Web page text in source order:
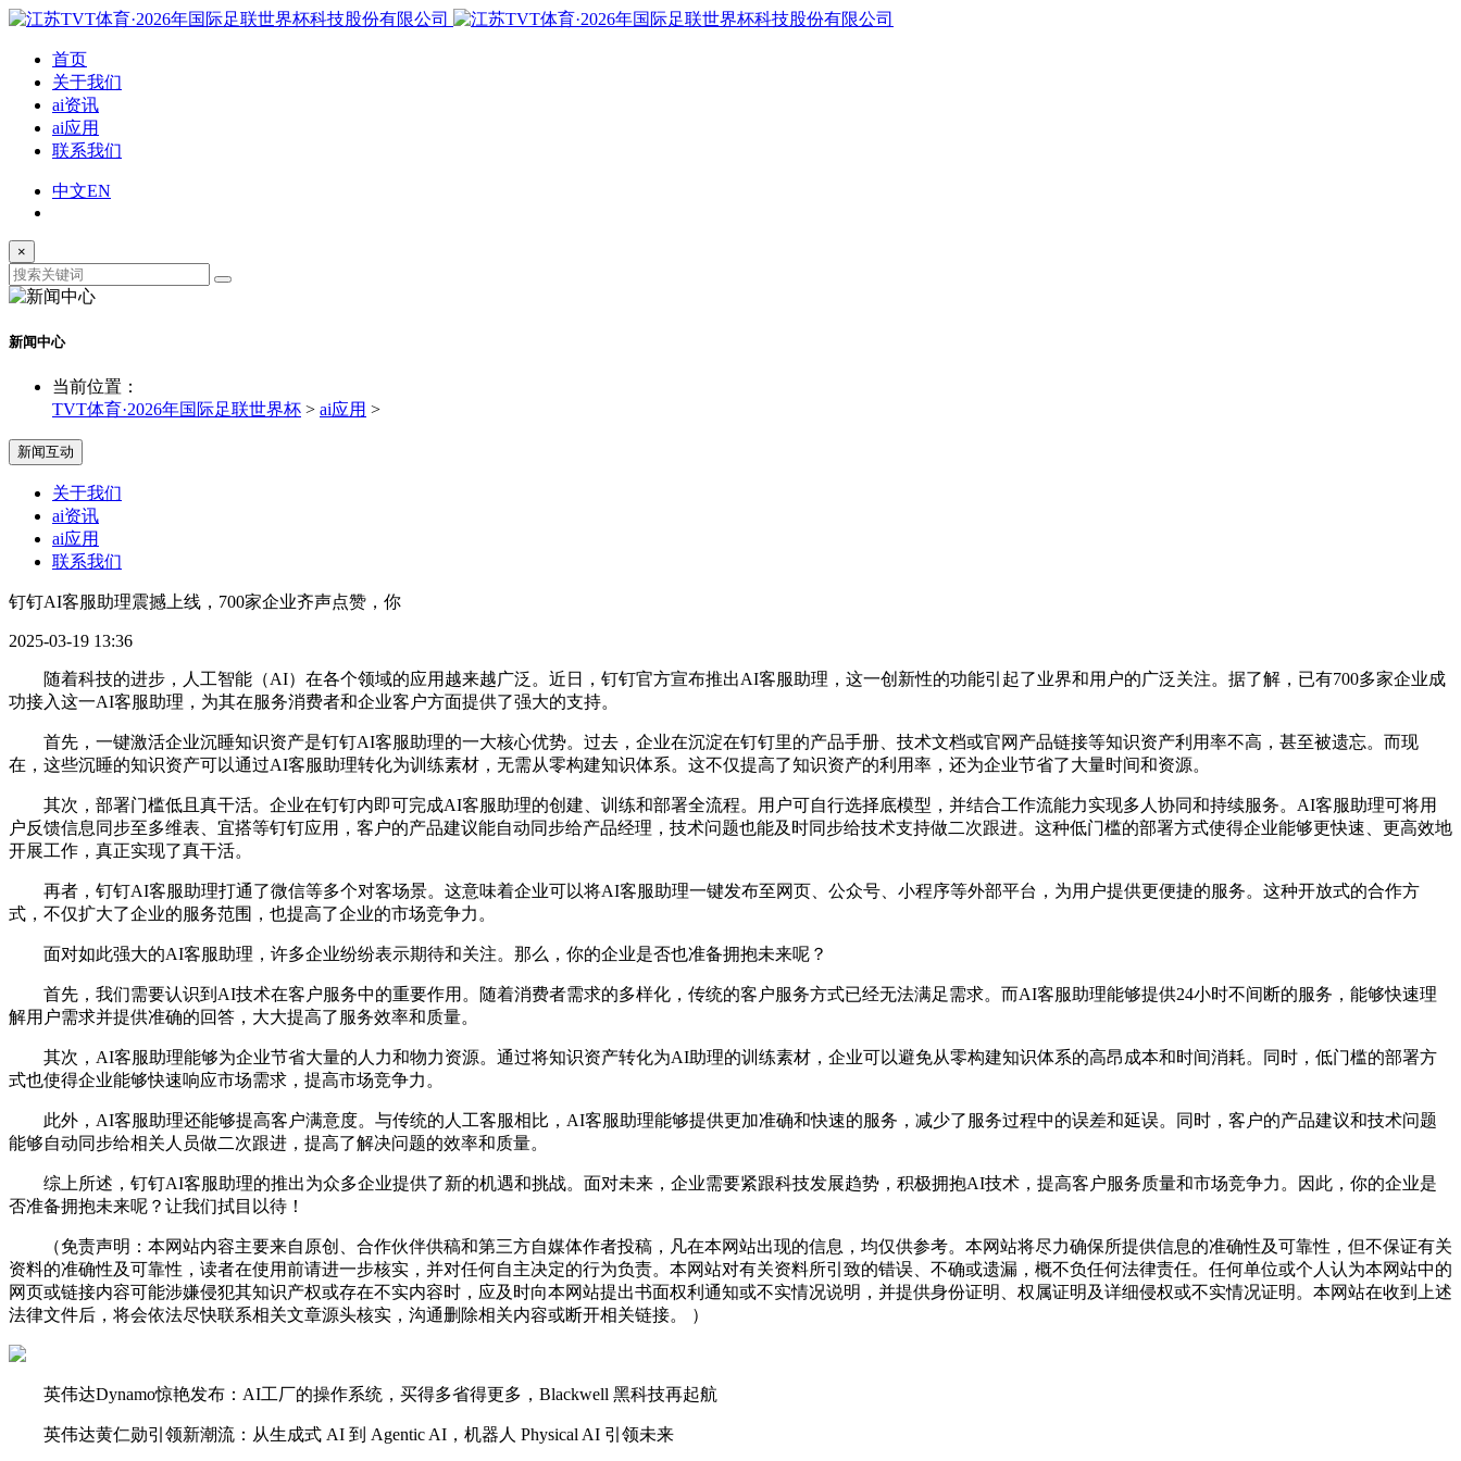
首页
关于我们
ai资讯
ai应用
联系我们
中文EN
×
新闻中心
当前位置：
TVT体育·2026年国际足联世界杯 > ai应用 >
新闻互动
关于我们
ai资讯
ai应用
联系我们
钉钉AI客服助理震撼上线，700家企业齐声点赞，你
2025-03-19 13:36
随着科技的进步，人工智能（AI）在各个领域的应用越来越广泛。近日，钉钉官方宣布推出AI客服助理，这一创新性的功能引起了业界和用户的广泛关注。据了解，已有700多家企业成
功接入这一AI客服助理，为其在服务消费者和企业客户方面提供了强大的支持。
首先，一键激活企业沉睡知识资产是钉钉AI客服助理的一大核心优势。过去，企业在沉淀在钉钉里的产品手册、技术文档或官网产品链接等知识资产利用率不高，甚至被遗忘。而现
在，这些沉睡的知识资产可以通过AI客服助理转化为训练素材，无需从零构建知识体系。这不仅提高了知识资产的利用率，还为企业节省了大量时间和资源。
其次，部署门槛低且真干活。企业在钉钉内即可完成AI客服助理的创建、训练和部署全流程。用户可自行选择底模型，并结合工作流能力实现多人协同和持续服务。AI客服助理可将用
户反馈信息同步至多维表、宜搭等钉钉应用，客户的产品建议能自动同步给产品经理，技术问题也能及时同步给技术支持做二次跟进。这种低门槛的部署方式使得企业能够更快速、更高效地
开展工作，真正实现了真干活。
再者，钉钉AI客服助理打通了微信等多个对客场景。这意味着企业可以将AI客服助理一键发布至网页、公众号、小程序等外部平台，为用户提供更便捷的服务。这种开放式的合作方
式，不仅扩大了企业的服务范围，也提高了企业的市场竞争力。
面对如此强大的AI客服助理，许多企业纷纷表示期待和关注。那么，你的企业是否也准备拥抱未来呢？
首先，我们需要认识到AI技术在客户服务中的重要作用。随着消费者需求的多样化，传统的客户服务方式已经无法满足需求。而AI客服助理能够提供24小时不间断的服务，能够快速理
解用户需求并提供准确的回答，大大提高了服务效率和质量。
其次，AI客服助理能够为企业节省大量的人力和物力资源。通过将知识资产转化为AI助理的训练素材，企业可以避免从零构建知识体系的高昂成本和时间消耗。同时，低门槛的部署方
式也使得企业能够快速响应市场需求，提高市场竞争力。
此外，AI客服助理还能够提高客户满意度。与传统的人工客服相比，AI客服助理能够提供更加准确和快速的服务，减少了服务过程中的误差和延误。同时，客户的产品建议和技术问题
能够自动同步给相关人员做二次跟进，提高了解决问题的效率和质量。
综上所述，钉钉AI客服助理的推出为众多企业提供了新的机遇和挑战。面对未来，企业需要紧跟科技发展趋势，积极拥抱AI技术，提高客户服务质量和市场竞争力。因此，你的企业是
否准备拥抱未来呢？让我们拭目以待！
（免责声明：本网站内容主要来自原创、合作伙伴供稿和第三方自媒体作者投稿，凡在本网站出现的信息，均仅供参考。本网站将尽力确保所提供信息的准确性及可靠性，但不保证有关
资料的准确性及可靠性，读者在使用前请进一步核实，并对任何自主决定的行为负责。本网站对有关资料所引致的错误、不确或遗漏，概不负任何法律责任。任何单位或个人认为本网站中的
网页或链接内容可能涉嫌侵犯其知识产权或存在不实内容时，应及时向本网站提出书面权利通知或不实情况说明，并提供身份证明、权属证明及详细侵权或不实情况证明。本网站在收到上述
法律文件后，将会依法尽快联系相关文章源头核实，沟通删除相关内容或断开相关链接。 ）
英伟达Dynamo惊艳发布：AI工厂的操作系统，买得多省得更多，Blackwell 黑科技再起航
英伟达黄仁勋引领新潮流：从生成式 AI 到 Agentic AI，机器人 Physical AI 引领未来